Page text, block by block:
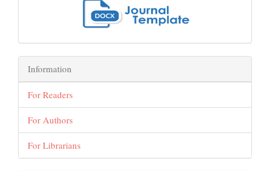
Information
For Readers
For Authors
For Librarians